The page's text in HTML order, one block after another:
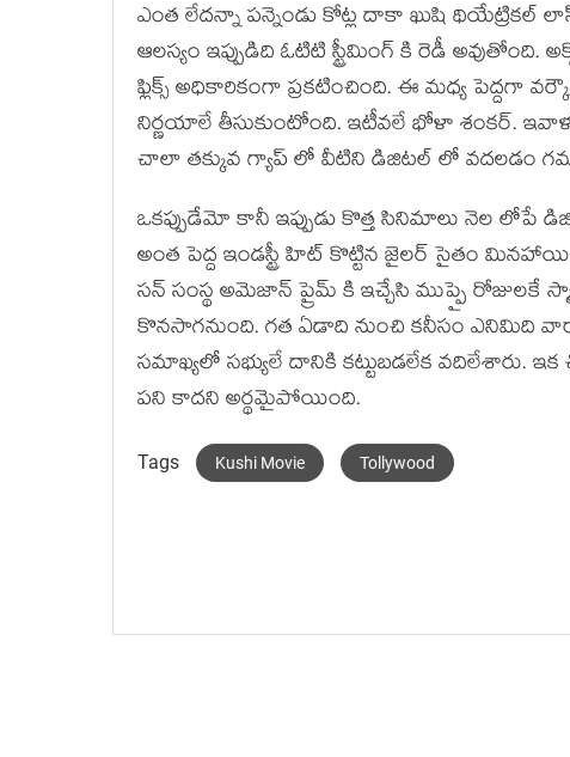
ఎంత లేదన్నా పన్నెండు కోట్ల దాకా ఖుషి
ఆలస్యం ఇప్పుడిది ఓటిటి స్ట్రీమింగ్ కి రెడీ అవుతోంది.
ఫ్లిక్స్ అధికారికంగా ప్రకటించింది. ఈ మధ్య పెద్దగా
నిర్ణయాలే తీసుకుంటోంది. ఇటీవలే భోళా శంకర్. ఇవాళ
చాలా తక్కువ గ్యాప్ లో వీటిని డిజిటల్ లో వదలడం
ఒకప్పుడేమో కానీ ఇప్పుడు కొత్త సినిమాలు నెల
అంత పెద్ద ఇండస్ట్రీ హిట్ కొట్టిన జైలర్ సైతం
సన్ సంస్థ అమెజాన్ ప్రైమ్ కి ఇచ్చేసి ముప్పై రోజులకే
కొనసాగనుంది. గత ఏడాది నుంచి కనీసం ఎనిమిది
సమాఖ్యలో సభ్యులే దానికి కట్టుబడలేక వదిలేశారు.
పని కాదని అర్థమైపోయింది.
Tags Kushi Movie Tollywood